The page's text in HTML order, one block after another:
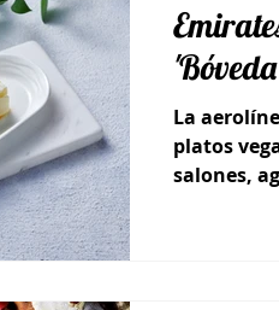
La
platos
salones,